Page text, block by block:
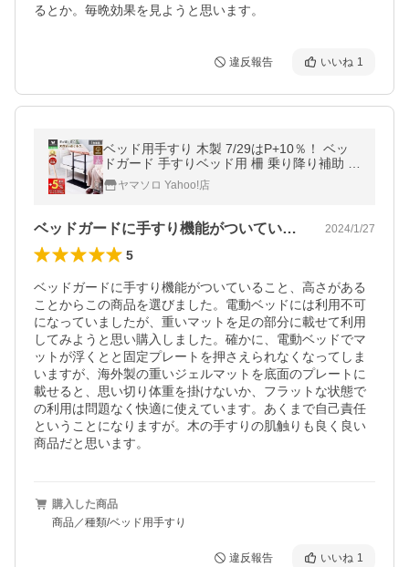
るとか。毎晩効果を見ようと思います。
違反報告 いいね 1
ベッド用手すり 木製 7/29はP+10％！ ベッ
ドガード 手すりベッド用 柵 乗り降り補助 立
ち上がり補助 転落防止 補助器具 高齢者 介護
布団止め ヤマソロ
ヤマソロ Yahoo!店
ベッドガードに手すり機能がついているこ… 2024/1/27
5
ベッドガードに手すり機能がついていること、高さがある
ことからこの商品を選びました。電動ベッドには利用不可
になっていましたが、重いマットを足の部分に載せて利用
してみようと思い購入しました。確かに、電動ベッドでマ
ットが浮くとと固定プレートを押さえられなくなってしま
いますが、海外製の重いジェルマットを底面のプレートに
載せると、思い切り体重を掛けないか、フラットな状態で
の利用は問題なく快適に使えています。あくまで自己責任
ということになりますが。木の手すりの肌触りも良く良い
商品だと思います。
購入した商品
商品／種類/ベッド用手すり
違反報告 いいね 1